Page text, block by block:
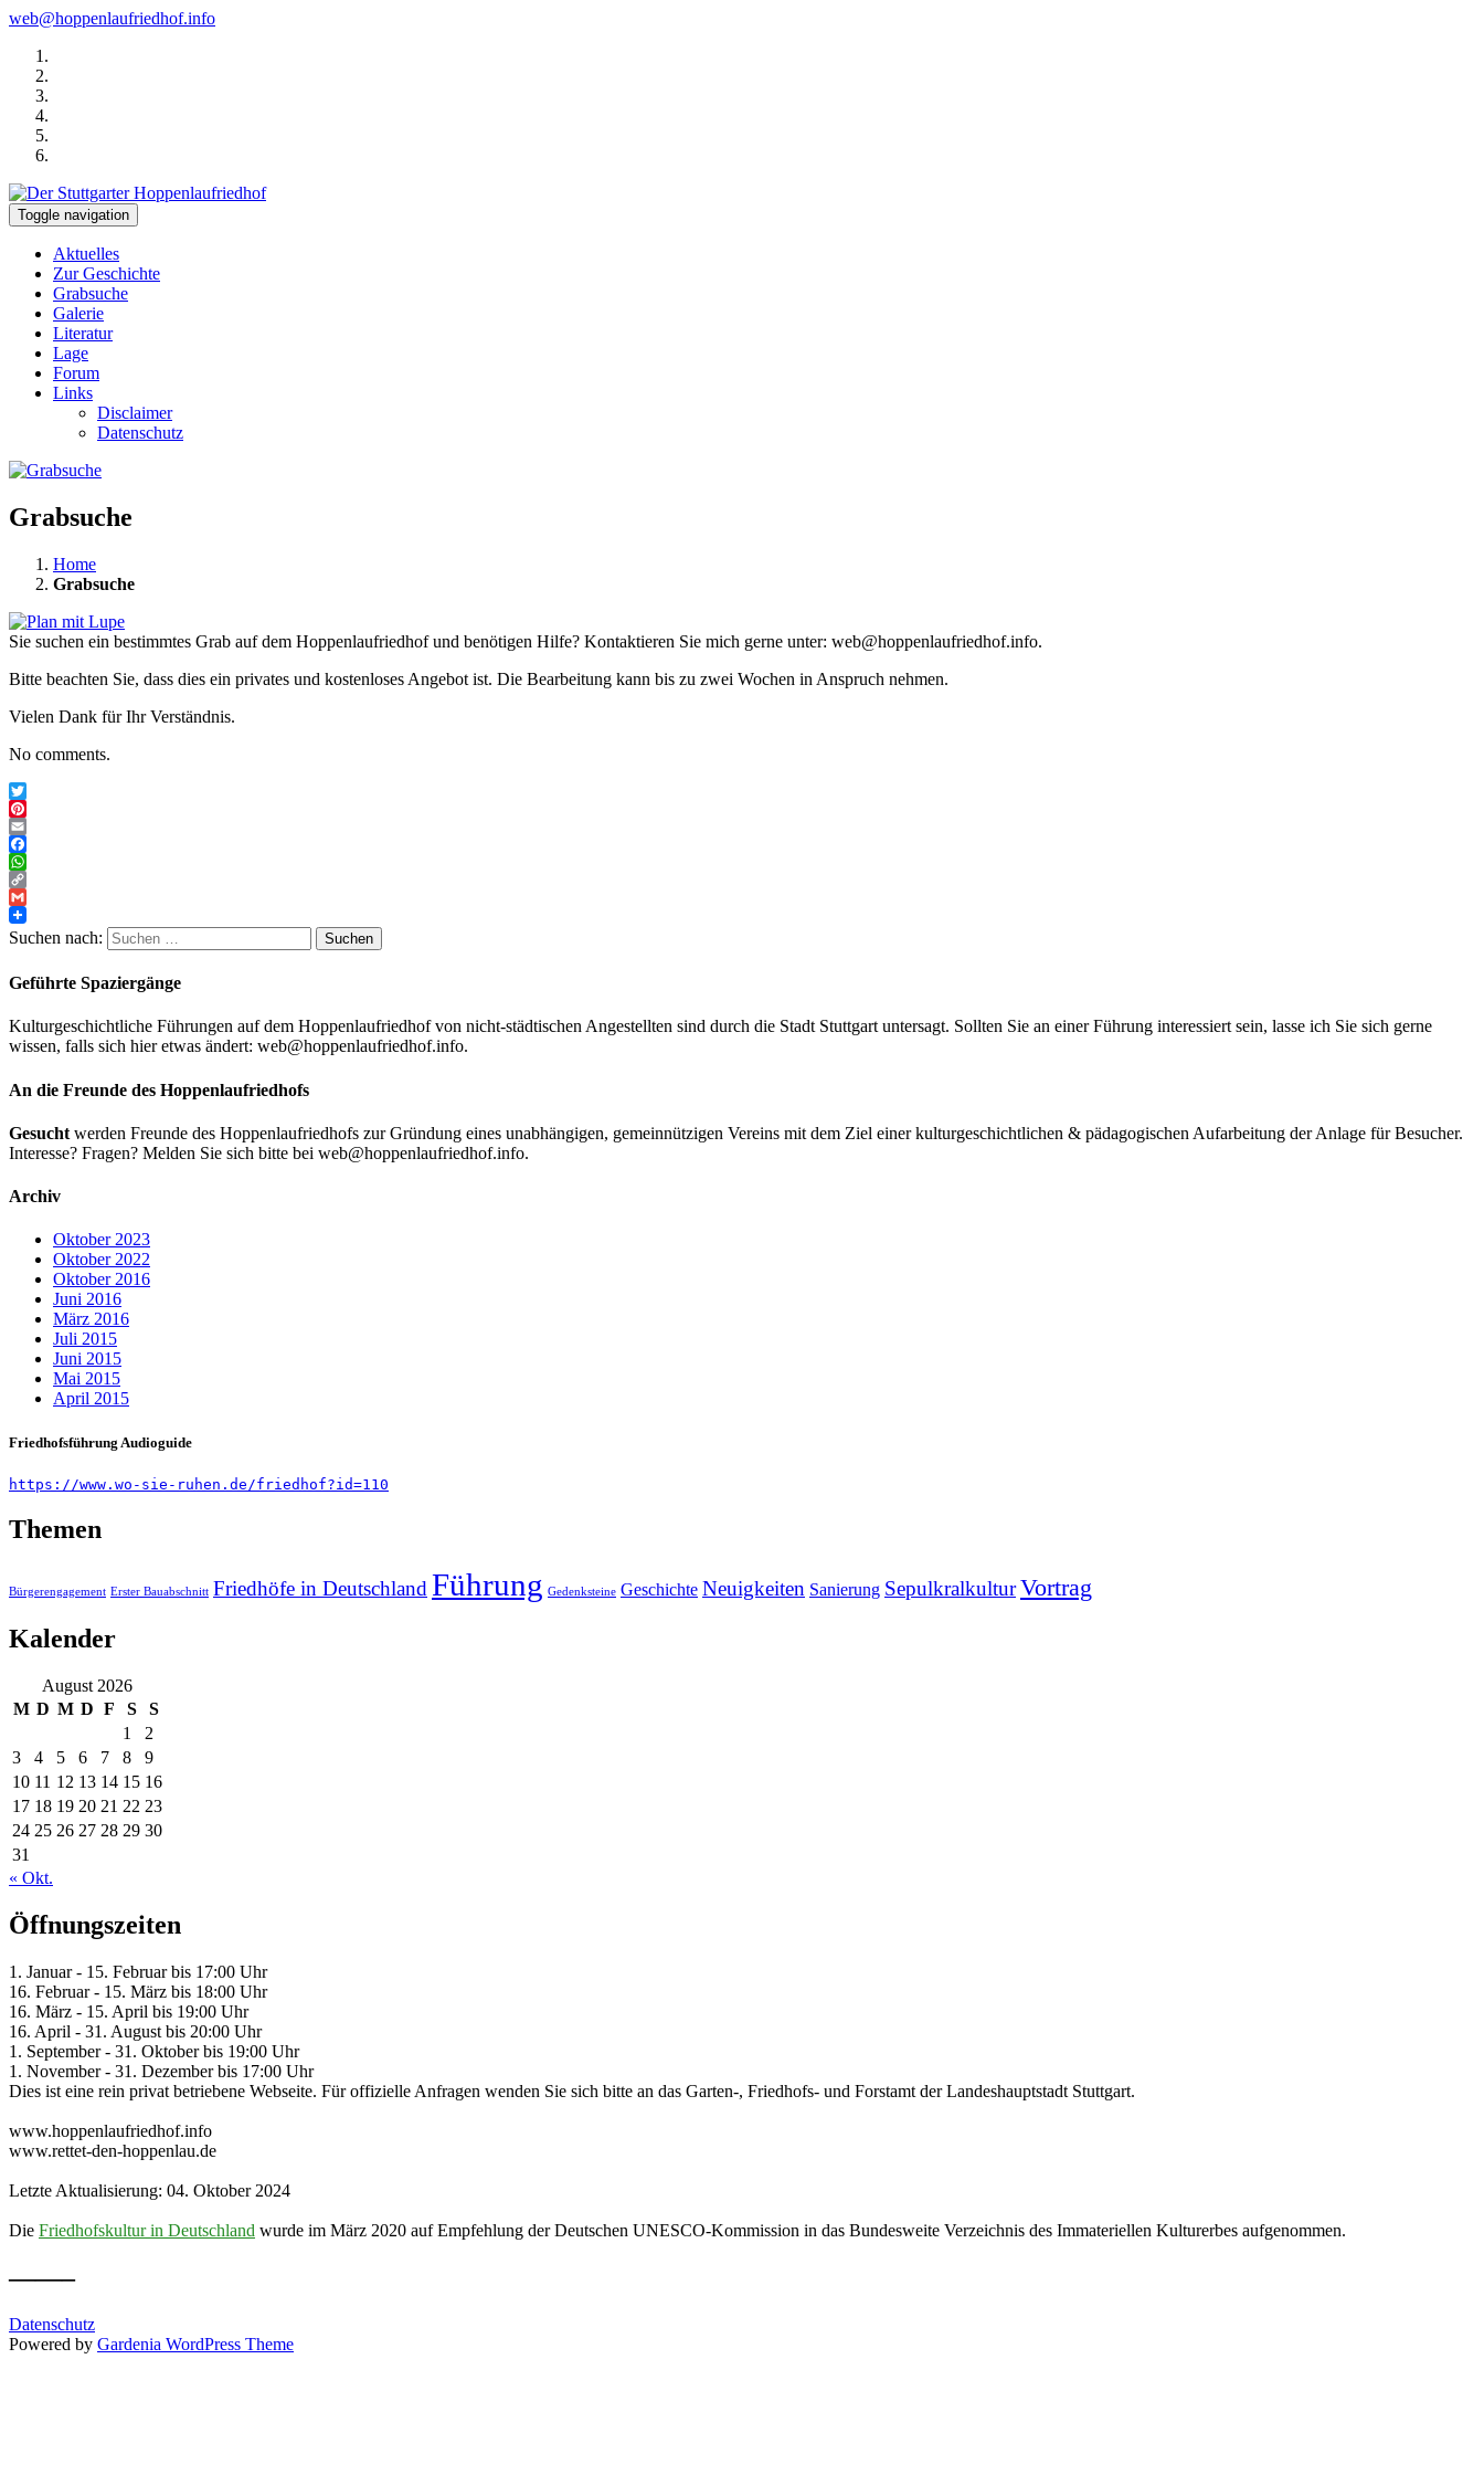
web@hoppenlaufriedhof.info
Toggle navigation
Aktuelles
Zur Geschichte
Grabsuche
Galerie
Literatur
Lage
Forum
Links
Disclaimer
Datenschutz
Grabsuche
Home
Grabsuche
Sie suchen ein bestimmtes Grab auf dem Hoppenlaufriedhof und benötigen Hilfe? Kontaktieren Sie mich gerne unter: web@hoppenlaufriedhof.info.
Bitte beachten Sie, dass dies ein privates und kostenloses Angebot ist. Die Bearbeitung kann bis zu zwei Wochen in Anspruch nehmen.
Vielen Dank für Ihr Verständnis.
No comments.
Twitter
Pinterest
Email
Facebook
WhatsApp
Copy
Link
Gmail
Suchen nach:
Geführte Spaziergänge
Kulturgeschichtliche Führungen auf dem Hoppenlaufriedhof von nicht-städtischen Angestellten sind durch die Stadt Stuttgart untersagt. Sollten Sie an einer Führung interessiert sein, lasse ich Sie sich gerne
wissen, falls sich hier etwas ändert: web@hoppenlaufriedhof.info.
An die Freunde des Hoppenlaufriedhofs
Gesucht werden Freunde des Hoppenlaufriedhofs zur Gründung eines unabhängigen, gemeinnützigen Vereins mit dem Ziel einer kulturgeschichtlichen & pädagogischen Aufarbeitung der Anlage für Besucher.
Interesse? Fragen? Melden Sie sich bitte bei web@hoppenlaufriedhof.info.
Archiv
Oktober 2023
Oktober 2022
Oktober 2016
Juni 2016
März 2016
Juli 2015
Juni 2015
Mai 2015
April 2015
Friedhofsführung Audioguide
https://www.wo-sie-ruhen.de/friedhof?id=110
Themen
Bürgerengagement Erster Bauabschnitt Friedhöfe in Deutschland Führung Gedenksteine Geschichte Neuigkeiten Sanierung SepulkralkulturVortrag
Kalender
August 2026
M D M D F S
S
1
2
3
4 5 6 7 8
9
10 11 12 13 14 15 16
17 18 19 20 21 22 23
24 25 26 27 28 29 30
31
« Okt.
Öffnungszeiten
1. Januar - 15. Februar bis 17:00 Uhr
16. Februar - 15. März bis 18:00 Uhr
16. März - 15. April bis 19:00 Uhr
16. April - 31. August bis 20:00 Uhr
1. September - 31. Oktober bis 19:00 Uhr
1. November - 31. Dezember bis 17:00 Uhr
Dies ist eine rein privat betriebene Webseite. Für offizielle Anfragen wenden Sie sich bitte an das Garten-, Friedhofs- und Forstamt der Landeshauptstadt Stuttgart.
www.hoppenlaufriedhof.info
www.rettet-den-hoppenlau.de
Letzte Aktualisierung: 04. Oktober 2024
Die Friedhofskultur in Deutschland wurde im März 2020 auf Empfehlung der Deutschen UNESCO-Kommission in das Bundesweite Verzeichnis des Immateriellen Kulturerbes aufgenommen.
——–
Datenschutz
Powered by Gardenia WordPress Theme